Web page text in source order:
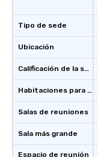
Tipo de sede
Ubicación
Calificación de la sede
Habitaciones para huéspedes
Salas de reuniones
Sala más grande
Espacio de reunión